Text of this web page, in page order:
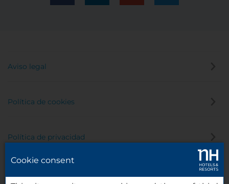
Aviso legal
Política de cookies
Política de privacidad
Cookie consent